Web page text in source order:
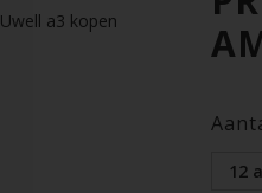
Uwell a3 kopen